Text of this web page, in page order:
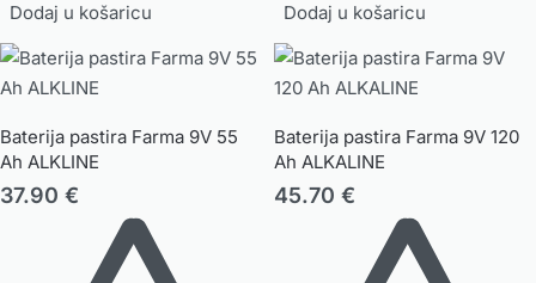
Dodaj u košaricu Dodaj u košaricu
Baterija pastira Farma 9V 55
Ah ALKLINE
37.90 €
Baterija pastira Farma 9V 120
Ah ALKALINE
45.70 €